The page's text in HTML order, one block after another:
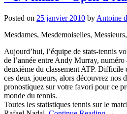
Posted on 25 janvier 2010 by Antoine
Mesdames, Mesdemoiselles, Messieurs,
Aujourd’hui, l’équipe de stats-tennis
de l’année entre Andy Murray,
deuxième du classement ATP. Difficile
ces deux joueurs, alors découvrez nos
pronostiquez sur votre favori pour ce
monde du tennis.
Toutes les statistiques tennis sur le